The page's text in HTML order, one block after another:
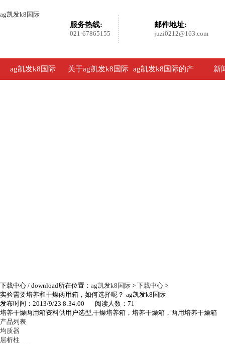
ag凯发k8国际
邮件地址:
juzi0212@163.com
服务热线:
021-67865155
ag凯发k8国际 关于ag凯发k8国际 ag凯发k8国际的产 新
下载中心 / download所在位置： ag凯发k8国际 > 下载中心 >
实验需要培养和干燥两用箱，如何选择呢？-ag凯发k8国际
发布时间：2013/9/23 8:34:00 阅读人数：71
培养干燥两用箱资料供用户选型,干燥培养箱，培养干燥箱，两用培养干燥箱
产品列表
均质器
层析柱